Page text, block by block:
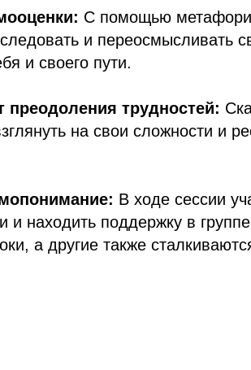
С помощью
и переосмысливать
и своего пути.
преодоления трудностей:
на свои сложности и
В ходе сессии
и находить поддержку в
а другие также